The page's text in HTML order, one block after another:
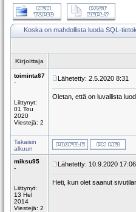
Koska on mahdollista luoda SQL-
Kirjoittaja
toiminta67
-
Liittynyt:
01 Tou
2020
Viestejä: 2
Lähetetty: 2.5.2020 8:31
Oletan, että on luvallista
Takaisin
alkuun
miksu95
-
Liittynyt:
13 Hel
2014
Viestejä: 2
Lähetetty: 10.9.2020 17:06
Heti, kun olet saanut